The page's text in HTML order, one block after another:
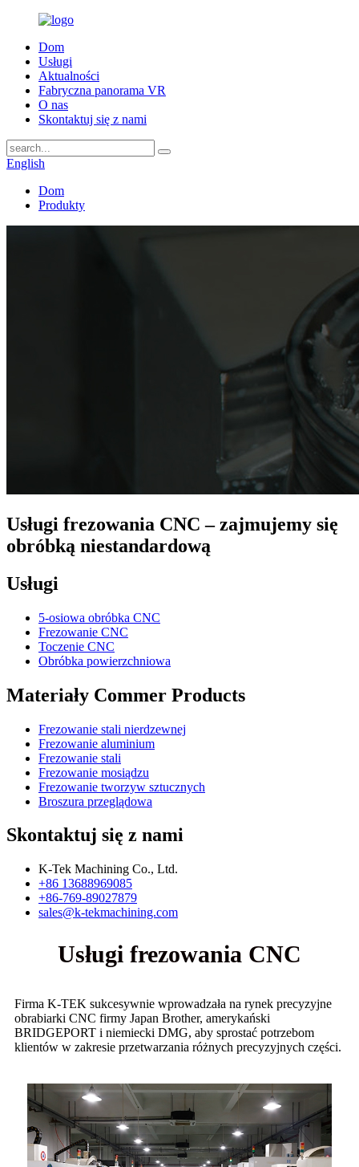
Dom
Usługi
Aktualności
Fabryczna panorama VR
O nas
Skontaktuj się z nami
English
Dom
Produkty
Usługi frezowania CNC – zajmujemy się
obróbką niestandardową
Usługi
5-osiowa obróbka CNC
Frezowanie CNC
Toczenie CNC
Obróbka powierzchniowa
Materiały Commer Products
Frezowanie stali nierdzewnej
Frezowanie aluminium
Frezowanie stali
Frezowanie mosiądzu
Frezowanie tworzyw sztucznych
Broszura przeglądowa
Skontaktuj się z nami
K-Tek Machining Co., Ltd.
+86 13688969085
+86-769-89027879
sales@k-tekmachining.com
Usługi frezowania CNC
Firma K-TEK sukcesywnie wprowadzała na rynek precyzyjne
obrabiarki CNC firmy Japan Brother, amerykański
BRIDGEPORT i niemiecki DMG, aby sprostać potrzebom
klientów w zakresie przetwarzania różnych precyzyjnych części.